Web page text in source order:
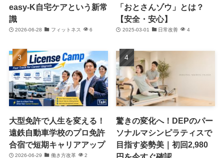
easy-K自宅ケアという新常
識
2026-06-28 フィットネス 6
「おとさんゾウ」とは？
【安全・安心】
2025-03-01 日常改善 4
大型免許で人生を変える！
遠鉄自動車学校のプロ免許
合宿で短期キャリアアップ
2026-06-29 働き方改革 2
驚きの変化へ！DEPのパー
ソナルマシンピラティスで
目指す姿勢美｜初回2,980